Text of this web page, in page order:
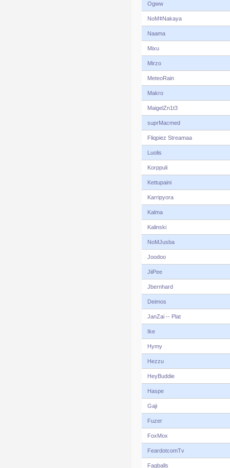
Ogww
NoMǂNakaya
Naama
Mixu
Mirzo
MeteoRain
Makro
MaigelZn1t3
suprMacmed
Fliqpiez Streamaa
Luolis
Korppuli
Kettupaini
Karripyora
Kalma
Kalinski
NoMJusba
Joodoo
JiiPee
Jbernhard
Deimos
JanZai -- Plat
Ike
Hymy
Hezzu
HeyBuddie
Haspe
Gaji
Fuzer
FoxMox
FeardotcomTv
Fagballs